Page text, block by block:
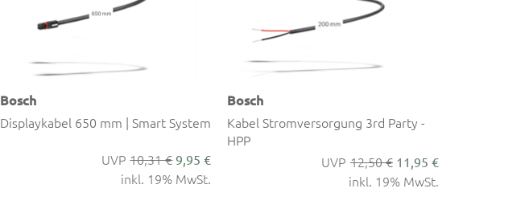
Bosch
Displaykabel 650 mm | Smart System
10,31 € 9,95 €
inkl. 19% MwSt.
Bosch
Kabel Stromversorgung 3rd Party -
HPP
12,50 € 11,95 €
inkl. 19% MwSt.